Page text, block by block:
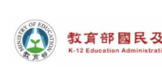
Subsidiary
Sidebar